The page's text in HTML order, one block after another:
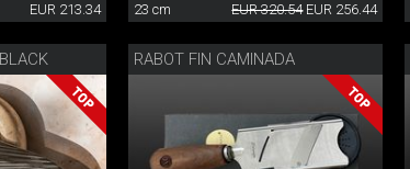
EUR 213.34 23 cm EUR 320.54 EUR 256.44
RABOT FIN CAMINADA